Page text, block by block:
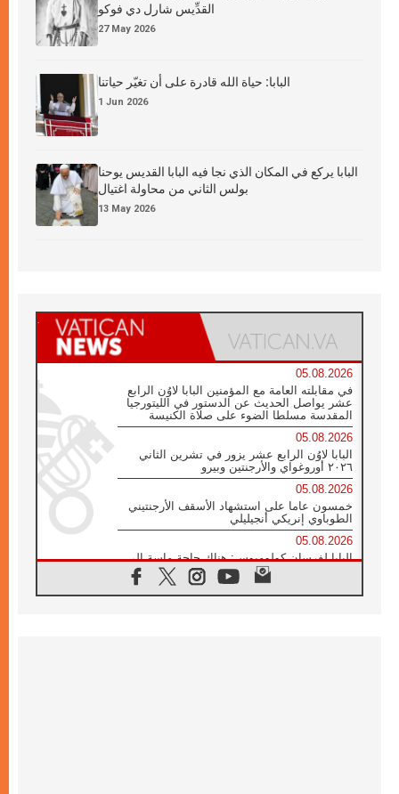
القدِّيس شارل دي فوكو
27 May 2026
البابا: حياة الله قادرة على أن تغيّر حياتنا
1 Jun 2026
البابا يركع في المكان الذي نجا فيه البابا القديس يوحنا
بولس الثاني من محاولة اغتيال
13 May 2026
05.08.2026
في مقابلته العامة مع المؤمنين البابا لاوُن الرابع
عشر يواصل الحديث عن الدستور في الليتورجيا
المقدسة مسلطا الضوء على صلاة الكنيسة
05.08.2026
البابا لاوُن الرابع عشر يزور في تشرين الثاني
٢٠٢٦ أوروغواي والأرجنتين وبيرو
05.08.2026
خمسون عاما على استشهاد الأسقف الأرجنتيني
الطوباوي إنريكي أنجيليلي
05.08.2026
البابا لفرسان كولومبوس: هناك حاجة ماسة إلى
أنبياء تناغم يسعون إلى بناء الجسور
04.08.2026